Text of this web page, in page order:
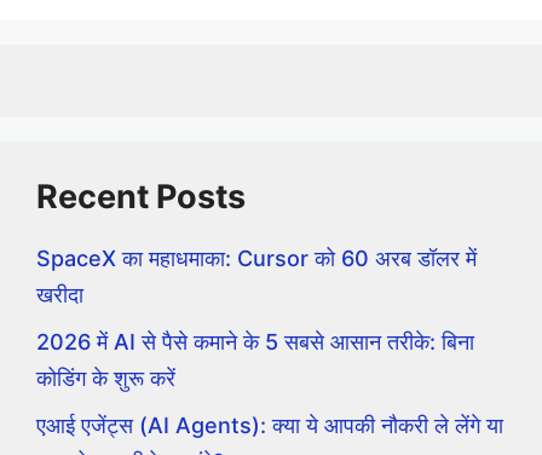
Recent Posts
SpaceX का महाधमाका: Cursor को 60 अरब डॉलर में
खरीदा
2026 में AI से पैसे कमाने के 5 सबसे आसान तरीके: बिना
कोडिंग के शुरू करें
एआई एजेंट्स (AI Agents): क्या ये आपकी नौकरी ले लेंगे या